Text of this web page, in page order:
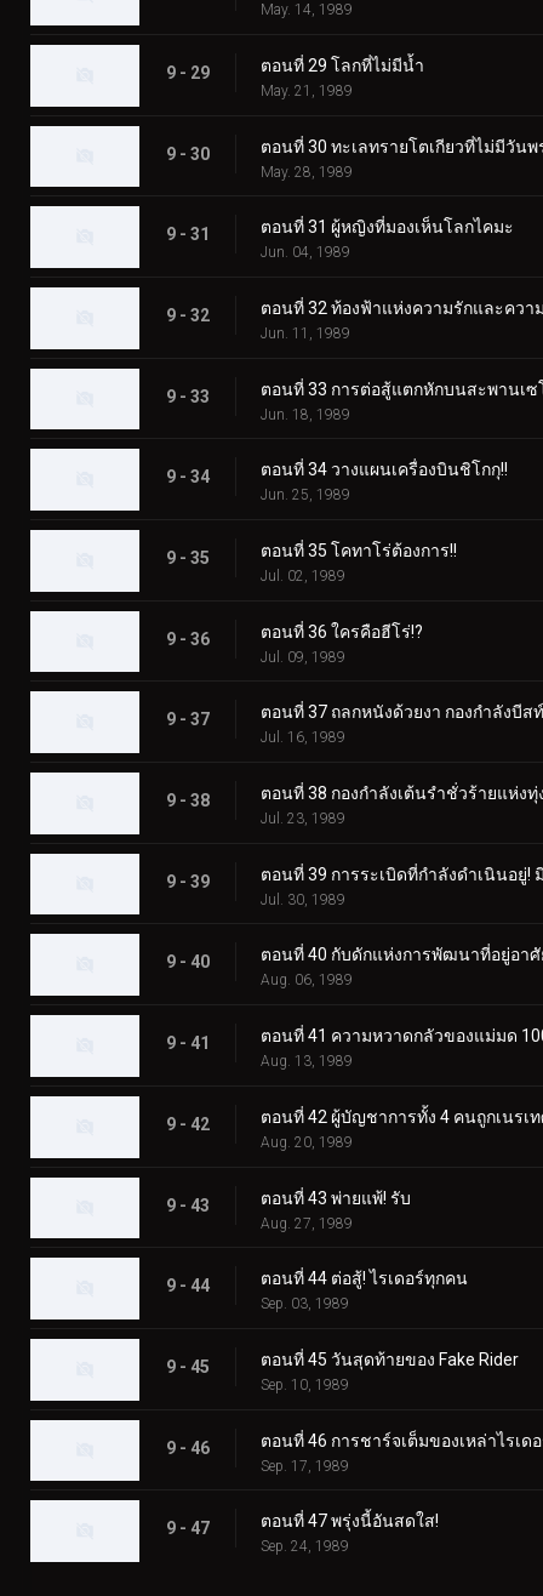
May. 14, 1989
9 - 29 ตอนที่ 29 โลกที่ไม่มีน้ำ
May. 21, 1989
9 - 30 ตอนที่ 30 ทะเลทรายโตเกียวที่ไม่มีวันพ
May. 28, 1989
9 - 31 ตอนที่ 31 ผู้หญิงที่มองเห็นโลกไคมะ
Jun. 04, 1989
9 - 32 ตอนที่ 32 ท้องฟ้าแห่งความรักและควา
Jun. 11, 1989
9 - 33 ตอนที่ 33 การต่อสู้แตกหักบนสะพานเ
Jun. 18, 1989
9 - 34 ตอนที่ 34 วางแผนเครื่องบินชิโกกุ!!
Jun. 25, 1989
9 - 35 ตอนที่ 35 โคทาโร่ต้องการ!!
Jul. 02, 1989
9 - 36 ตอนที่ 36 ใครคือฮีโร่!?
Jul. 09, 1989
9 - 37 ตอนที่ 37 ถลกหนังด้วยงา กองกำลังบี
Jul. 16, 1989
9 - 38 ตอนที่ 38 กองกำลังเต้นรำชั่วร้ายแห่ง
Jul. 23, 1989
9 - 39 ตอนที่ 39 การระเบิดที่กำลังดำเนินอยู่!
Jul. 30, 1989
9 - 40 ตอนที่ 40 กับดักแห่งการพัฒนาที่อยู่อา
Aug. 06, 1989
9 - 41 ตอนที่ 41 ความหวาดกลัวของแม่มด
Aug. 13, 1989
9 - 42 ตอนที่ 42 ผู้บัญชาการทั้ง 4 คนถูกเนรเ
Aug. 20, 1989
9 - 43 ตอนที่ 43 พ่ายแพ้! รับ
Aug. 27, 1989
9 - 44 ตอนที่ 44 ต่อสู้! ไรเดอร์ทุกคน
Sep. 03, 1989
9 - 45 ตอนที่ 45 วันสุดท้ายของ Fake Rider
Sep. 10, 1989
9 - 46 ตอนที่ 46 การชาร์จเต็มของเหล่าไรเด
Sep. 17, 1989
9 - 47 ตอนที่ 47 พรุ่งนี้อันสดใส!
Sep. 24, 1989